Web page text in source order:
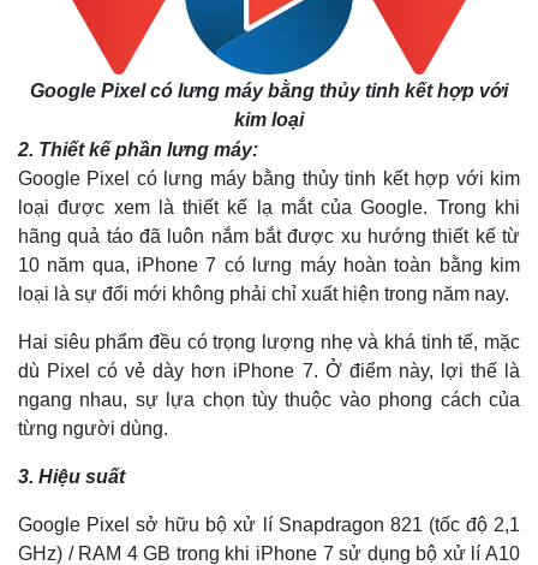
Google Pixel có lưng máy bằng thủy tinh kết hợp với
kim loại
2. Thiết kế phần lưng máy:
Google Pixel có lưng máy bằng thủy tinh kết hợp với kim
loại được xem là thiết kế lạ mắt của Google. Trong khi
hãng quả táo đã luôn nắm bắt được xu hướng thiết kế từ
10 năm qua, iPhone 7 có lưng máy hoàn toàn bằng kim
loại là sự đổi mới không phải chỉ xuất hiện trong năm nay.
Hai siêu phẩm đều có trọng lượng nhẹ và khá tinh tế, mặc
dù Pixel có vẻ dày hơn iPhone 7. Ở điểm này, lợi thế là
ngang nhau, sự lựa chọn tùy thuộc vào phong cách của
từng người dùng.
3. Hiệu suất
Google Pixel sở hữu bộ xử lí Snapdragon 821 (tốc độ 2,1
GHz) / RAM 4 GB trong khi iPhone 7 sử dụng bộ xử lí A10